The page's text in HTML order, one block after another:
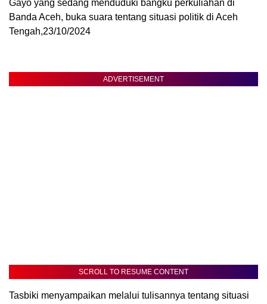
Gayo yang sedang menduduki bangku perkuliahan di
Banda Aceh, buka suara tentang situasi politik di Aceh
Tengah,23/10/2024
ADVERTISEMENT
SCROLL TO RESUME CONTENT
Tasbiki menyampaikan melalui tulisannya tentang situasi